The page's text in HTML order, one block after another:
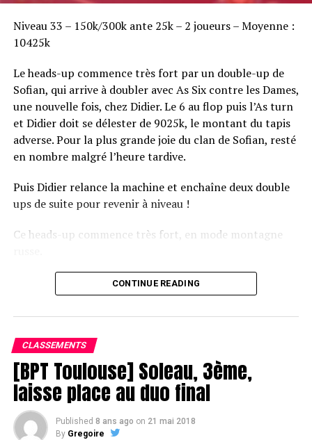
Niveau 33 – 150k/300k ante 25k – 2 joueurs – Moyenne :
10425k
Le heads-up commence très fort par un double-up de
Sofian, qui arrive à doubler avec As Six contre les Dames,
une nouvelle fois, chez Didier. Le 6 au flop puis l’As turn
et Didier doit se délester de 9025k, le montant du tapis
adverse. Pour la plus grande joie du clan de Sofian, resté
en nombre malgré l’heure tardive.
Puis Didier relance la machine et enchaîne deux double
ups de suite pour revenir à niveau !
Ce heads-up commence très fort, en mode montagne
Le champagne va réchauffer si les deux finalistes ne se décident pas !
CONTINUE READING
CLASSEMENTS
[BPT Toulouse] Soleau, 3ème,
laisse place au duo final
Published 8 ans ago on 21 mai 2018
By Gregoire